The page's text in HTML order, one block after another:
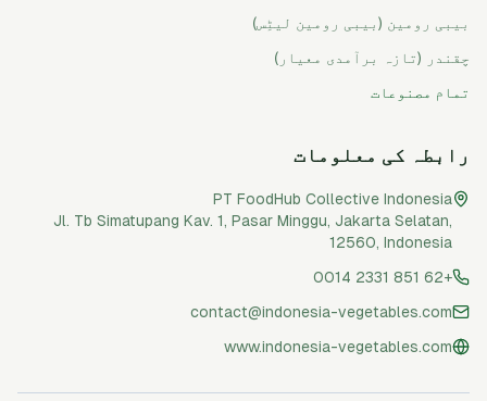
بیبی رومین (بیبی رومین لیٹِس)
چقندر (تازہ برآمدی معیار)
تمام مصنوعات
رابطہ کی معلومات
PT FoodHub Collective Indonesia
Jl. Tb Simatupang Kav. 1, Pasar Minggu, Jakarta Selatan,
12560, Indonesia
+62 851 2331 0014
contact@indonesia-vegetables.com
www.indonesia-vegetables.com